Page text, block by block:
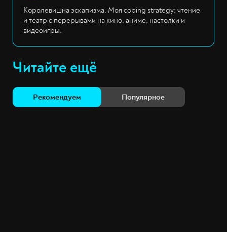
Королевишна эскапизма. Моя coping strategy: чтение
и театр с перерывами на кино, аниме, настолки и
видеоигры.
Читайте ещё
Рекомендуем Популярное